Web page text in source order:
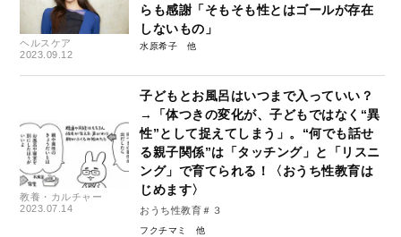
ヘルスケア
2023.09.12
らも感謝「そもそも性とはゴールが存在
しないもの」
水原希子
教養・カルチャー
2023.07.14
子どもとお風呂はいつまで入っていい？
→「体つきの変化が、子どもではなく“異
性”として捉えてしまう」。“何でも話せ
る親子関係”は「タッチング」と「リスニ
ング」で育てられる！〈おうち性教育は
じめます〉
おうち性教育＃３
フクチマミ